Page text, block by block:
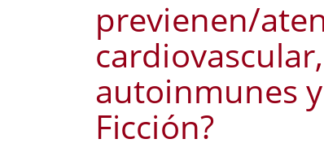
previenen/
autoinmunes
Ficción?